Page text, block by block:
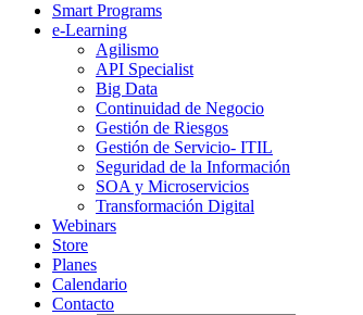
Smart Programs
e-Learning
Agilismo
API Specialist
Big Data
Continuidad de Negocio
Gestión de Riesgos
Gestión de Servicio- ITIL
Seguridad de la Información
SOA y Microservicios
Transformación Digital
Webinars
Store
Planes
Calendario
Contacto